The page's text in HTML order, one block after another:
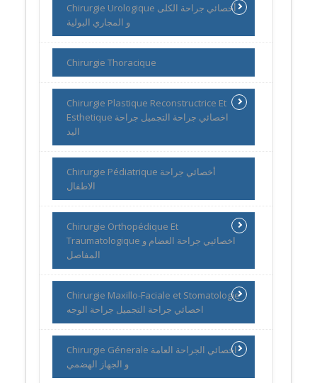
Chirurgie Urologique أخصائي جراحة الكلى
و المجاري البولية
Chirurgie Thoracique
Chirurgie Plastique Reconstructrice Et
Esthetique اخصائي جراحة التجميل جراحة
اليد
Chirurgie Pédiatrique أخصائي جراحة
الاطفال
Chirurgie Orthopédique Et
Traumatologique اخصائيي جراحة العضام و
المفاصل
Chirurgie Maxillo-Faciale et Stomatologie
اخصائي جراحة التجميل جراحة الوجه
Chirurgie Génerale اخصائي الجراحة العامة
و الجهاز الهضمي